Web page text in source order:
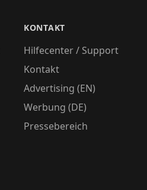
KONTAKT
Hilfecenter / Support
Kontakt
Advertising (EN)
Werbung (DE)
Pressebereich